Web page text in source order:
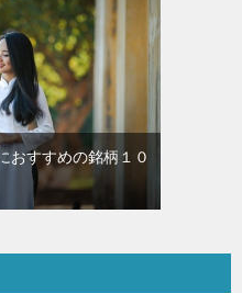
おすすめの銘柄１０